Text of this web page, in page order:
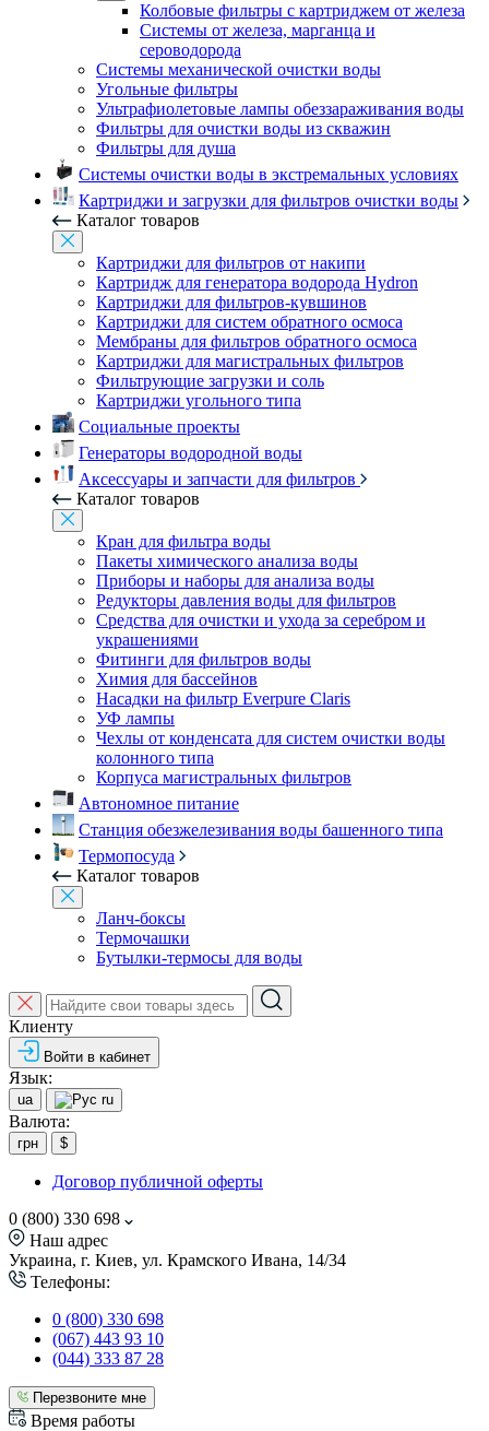
Колбовые фильтры с картриджем от железа
Системы от железа, марганца и
сероводорода
Системы механической очистки воды
Угольные фильтры
Ультрафиолетовые лампы обеззараживания воды
Фильтры для очистки воды из скважин
Фильтры для душа
Системы очистки воды в экстремальных условиях
Картриджи и загрузки для фильтров очистки воды
Каталог товаров
Картриджи для фильтров от накипи
Картридж для генератора водорода Hydron
Картриджи для фильтров-кувшинов
Картриджи для систем обратного осмоса
Мембраны для фильтров обратного осмоса
Картриджи для магистральных фильтров
Фильтрующие загрузки и соль
Картриджи угольного типа
Социальные проекты
Генераторы водородной воды
Аксессуары и запчасти для фильтров
Каталог товаров
Кран для фильтра воды
Пакеты химического анализа воды
Приборы и наборы для анализа воды
Редукторы давления воды для фильтров
Средства для очистки и ухода за серебром и
украшениями
Фитинги для фильтров воды
Химия для бассейнов
Насадки на фильтр Everpure Claris
УФ лампы
Чехлы от конденсата для систем очистки воды
колонного типа
Корпуса магистральных фильтров
Автономное питание
Станция обезжелезивания воды башенного типа
Термопосуда
Каталог товаров
Ланч-боксы
Термочашки
Бутылки-термосы для воды
Клиенту
Войти в кабинет
Язык:
ua ru
Валюта:
грн $
Договор публичной оферты
0 (800) 330 698
Наш адрес
Украина, г. Киев, ул. Крамского Ивана, 14/34
Телефоны:
0 (800) 330 698
(067) 443 93 10
(044) 333 87 28
Перезвоните мне
Время работы